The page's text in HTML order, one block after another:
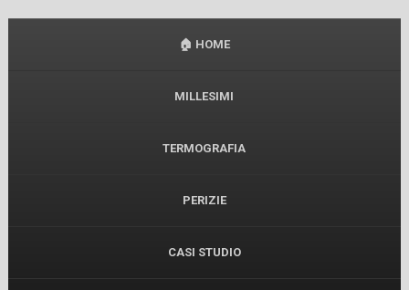
🏠 HOME
MILLESIMI
TERMOGRAFIA
PERIZIE
CASI STUDIO